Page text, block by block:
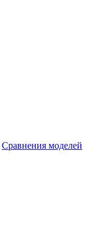
Сравнения моделей